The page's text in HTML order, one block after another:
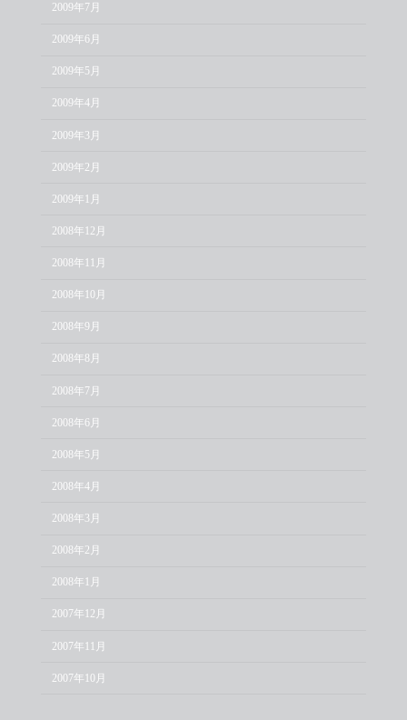
2009年7月
2009年6月
2009年5月
2009年4月
2009年3月
2009年2月
2009年1月
2008年12月
2008年11月
2008年10月
2008年9月
2008年8月
2008年7月
2008年6月
2008年5月
2008年4月
2008年3月
2008年2月
2008年1月
2007年12月
2007年11月
2007年10月